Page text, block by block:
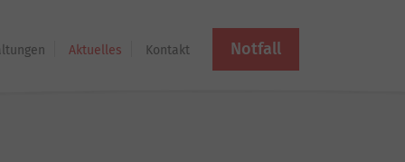
Aktuelles Kontakt Notfall